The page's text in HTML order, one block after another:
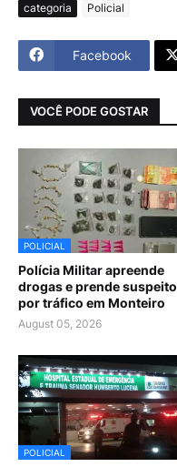
categoria Policial
Facebook
VOCÊ PODE GOSTAR
POLICIAL
Polícia Militar apreende
drogas e prende suspeito
por tráfico em Monteiro
August 05, 2026
POLICIAL